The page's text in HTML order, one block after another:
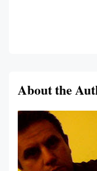
About the